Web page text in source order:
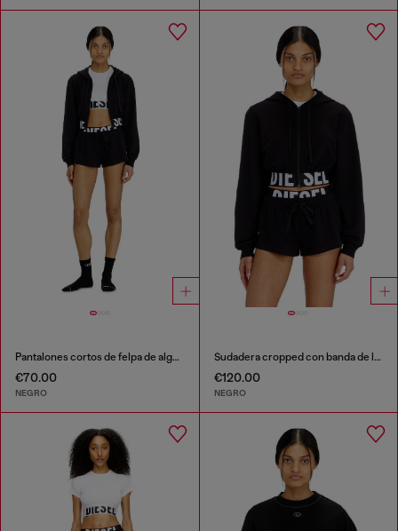
Pantalones cortos de felpa de algodón con logo de Diesel
€70.00
NEGRO
Sudadera cropped con banda de logo
€120.00
NEGRO